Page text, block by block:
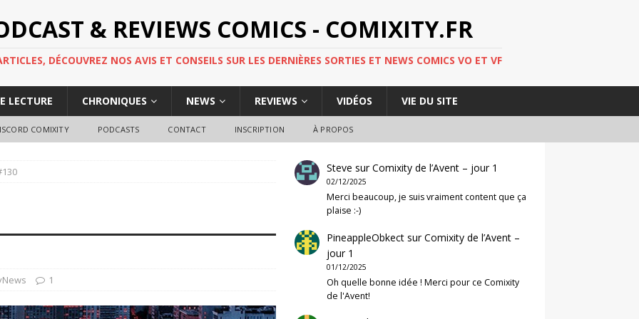
& REVIEWS COMICS - COMIXITY.FR
DÉCOUVREZ NOS AVIS ET CONSEILS SUR LES DERNIÈRES SORTIES ET NEWS COMICS VO ET VF
LECTURE CHRONIQUES NEWS REVIEWS VIDÉOS VIE DU SITE
COMIXITY PODCASTS CONTACT INSCRIPTION À PROPOS
1
Steve surComixity de l’Avent – jour 1
02/12/2025
Merci beaucoup, je suis vraiment content que ça
plaise :-)
PineappleObkect surComixity de l’Avent –
jour 1
01/12/2025
Oh quelle bonne idée ! Merci pour ce Comixity
de l'Avent!